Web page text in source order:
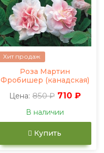
Хит продаж
Роза Мартин
Фробишер (канадская)
Цена: 850 ₽ 710 ₽
В наличии
Купить